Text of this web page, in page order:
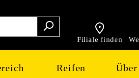
Filiale finden
Reifen Über